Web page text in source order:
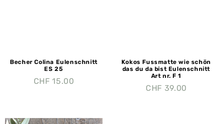
Becher Colina Eulenschnitt
ES 25
CHF 15.00
Kokos Fussmatte wie schön
das du da bist Eulenschnitt
Art nr. F 1
CHF 39.00